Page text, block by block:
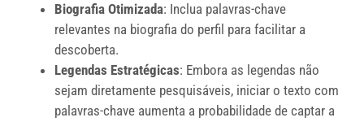
Biografia Otimizada: Inclua palavras-chave
relevantes na biografia do perfil para facilitar a
descoberta.
Legendas Estratégicas: Embora as legendas não
sejam diretamente pesquisáveis, iniciar o texto com
palavras-chave aumenta a probabilidade de captar a